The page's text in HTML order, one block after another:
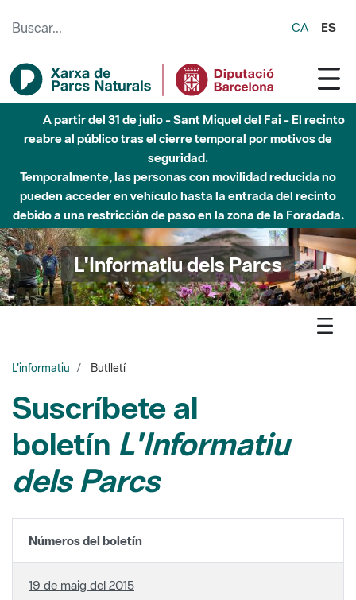
CA ES
6 de agosto - Parque Fluvial Besós - Activación de la
Fase de Alerta del Parque Fluvial del Besòs por lluvias
intensas.
Cerrados los accesos al Parque.
L'Informatiu dels Parcs
Suscríbete al
boletínL'Informatiu
dels Parcs
19 de maig del 2015
6 de maig del 2015